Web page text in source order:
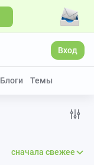
Вход
Блоги Темы
сначала свежее
Больше видео